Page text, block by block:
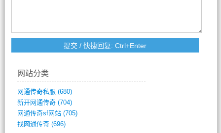
网站分类
网通传奇私服 (680)
新开网通传奇(704)
网通传奇sf网站(705)
找网通传奇(696)